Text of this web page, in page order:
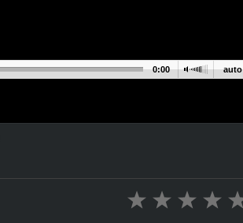
auto
0:00